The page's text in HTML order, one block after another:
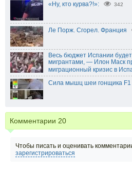
«Ну, кто курва?!»: 342
Ле Порж. Сгорел. Франция
Весь бюджет Испании
мигрантами, — Илон Маск
миграционный кризис в
Сила мышц шеи гонщика F1
Комментарии 20
Чтобы писать и оценивать
зарегистрироваться